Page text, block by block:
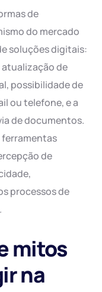
de
do mercado
soluções digitais:
de
possibilidade de
ou telefone, e a
de documentos.
ferramentas
de
processos de
mitos
na